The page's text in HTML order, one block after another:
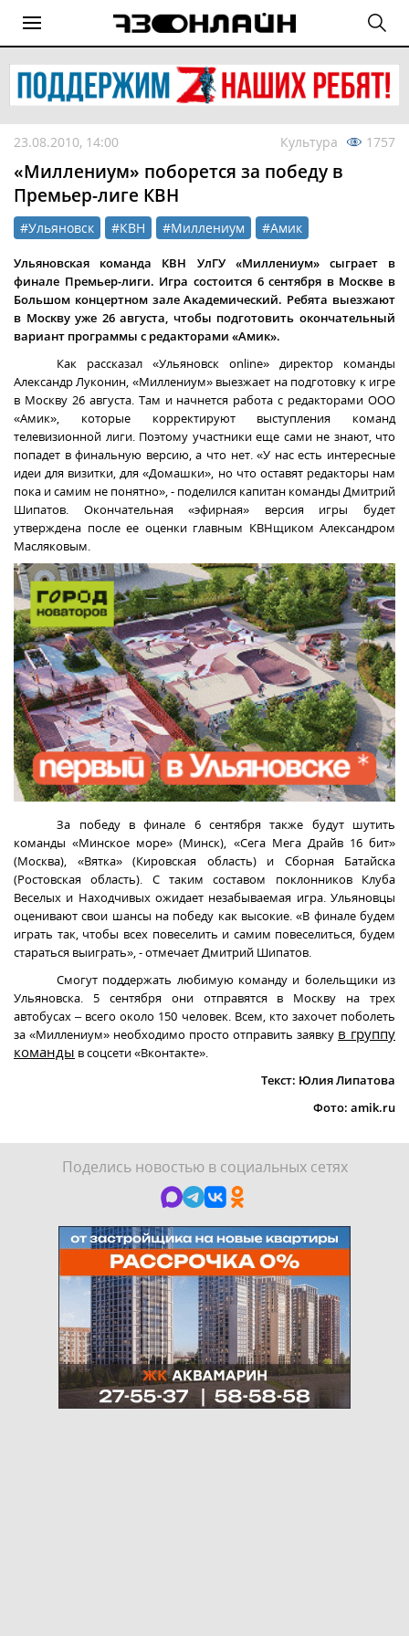
23.08.2010, 14:00 Культура 1757
«Миллениум» поборется за победу в
Премьер-лиге КВН
#Ульяновск #КВН #Миллениум #Амик
Ульяновская команда КВН УлГУ «Миллениум» сыграет в
финале Премьер-лиги. Игра состоится 6 сентября в Москве в
Большом концертном зале Академический. Ребята выезжают
в Москву уже 26 августа, чтобы подготовить окончательный
вариант программы с редакторами «Амик».
Как рассказал «Ульяновскonline» директор команды
Александр Луконин, «Миллениум» выезжает на подготовку к игре
в Москву 26 августа. Там и начнется работа с редакторами ООО
«Амик», которые корректируют выступления команд
телевизионной лиги. Поэтому участники еще сами не знают, что
попадет в финальную версию, а что нет. «У нас есть интересные
идеи для визитки, для «Домашки», но что оставят редакторы нам
пока и самим не понятно», - поделился капитан команды Дмитрий
Шипатов. Окончательная «эфирная» версия игры будет
утверждена после ее оценки главным КВНщиком Александром
Масляковым.
За победу в финале 6 сентября также будут шутить
команды «Минское море» (Минск), «Сега Мега Драйв 16 бит»
(Москва), «Вятка» (Кировская область) и Сборная Батайска
(Ростовская область). С таким составом поклонников Клуба
Веселых и Находчивых ожидает незабываемая игра. Ульяновцы
оценивают свои шансы на победу как высокие. «В финале будем
играть так, чтобы всех повеселить и самим повеселиться, будем
стараться выиграть», - отмечает Дмитрий Шипатов.
Смогут поддержать любимую команду и болельщики из
Ульяновска. 5 сентября они отправятся в Москву на трех
автобусах – всего около 150 человек. Всем, кто захочет поболеть
за «Миллениум» необходимо просто отправить заявку в группу
команды в соцсети «Вконтакте».
Текст: Юлия Липатова
Фото: amik.ru
Поделись новостью в социальных сетях